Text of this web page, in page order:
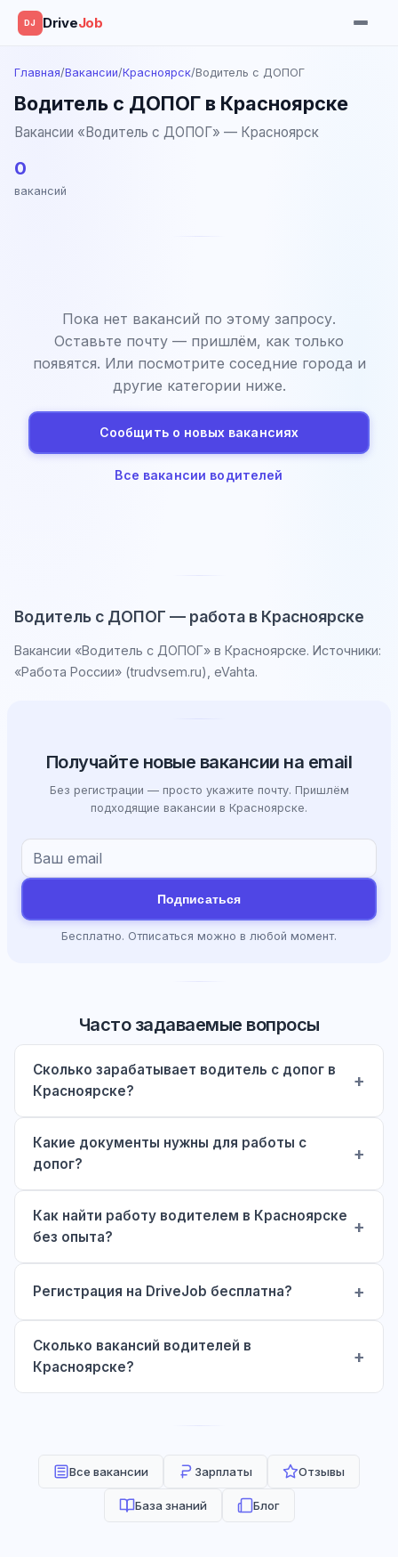
DJ DriveJob
Главная/Вакансии/Красноярск/Водитель с ДОПОГ
Водитель с ДОПОГ в Красноярске
Вакансии «Водитель с ДОПОГ» — Красноярск
0
вакансий
Пока нет вакансий по этому запросу.
Оставьте почту — пришлём, как только
появятся. Или посмотрите соседние города и
другие категории ниже.
Сообщить о новых вакансиях
Все вакансии водителей
Водитель с ДОПОГ — работа в Красноярске
Вакансии «Водитель с ДОПОГ» в Красноярске. Источники:
«Работа России» (trudvsem.ru), eVahta.
Получайте новые вакансии на email
Без регистрации — просто укажите почту. Пришлём
подходящие вакансии в Красноярске.
Подписаться
Бесплатно. Отписаться можно в любой момент.
Часто задаваемые вопросы
Сколько зарабатывает водитель с допог в
Красноярске?
Какие документы нужны для работы с
допог?
Как найти работу водителем в Красноярске
без опыта?
Регистрация на DriveJob бесплатна?
Сколько вакансий водителей в
Красноярске?
Все вакансии Зарплаты Отзывы
База знаний Блог